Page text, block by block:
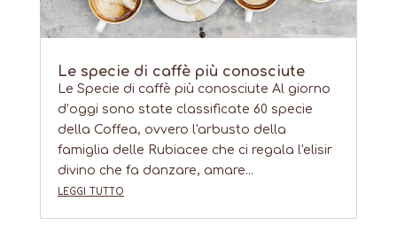
Le specie di caffè più conosciute
Le Specie di caffè più conosciute Al giorno
d’oggi sono state classificate 60 specie
della Coffea, ovvero l'arbusto della
famiglia delle Rubiacee che ci regala l'elisir
divino che fa danzare, amare...
leggi tutto